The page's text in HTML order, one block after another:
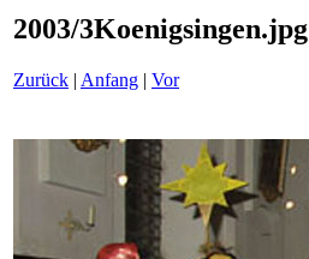
2003/3Koenigsingen.jpg
Zurück | Anfang | Vor